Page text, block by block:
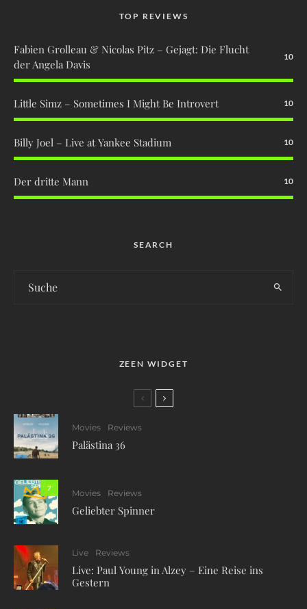
TOP REVIEWS
Fabien Grolleau & Nicolas Pitz – Gejagt: Die Flucht
der Angela Davis
10
Little Simz – Sometimes I Might Be Introvert 10
Billy Joel – Live at Yankee Stadium 10
Der dritte Mann 10
SEARCH
ZEEN WIDGET
Movies Reviews
Palästina 36
7
Movies Reviews
Geliebter Spinner
Live Reviews
Live: Paul Young in Alzey – Eine Reise ins
Gestern